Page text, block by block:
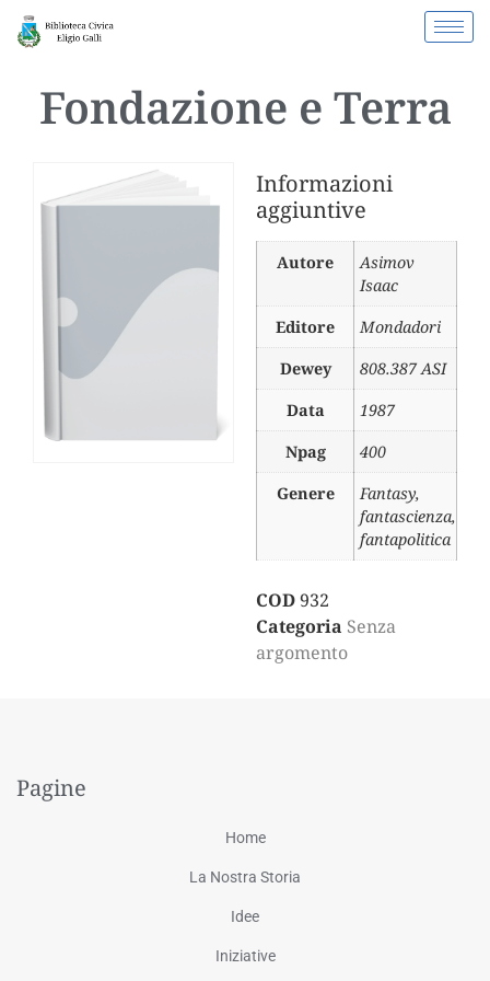
Fondazione e Terra
Informazioni
aggiuntive
Autore
Asimov
Isaac
Editore
Mondadori
Dewey
808.387 ASI
Data
1987
Npag
400
Genere
Fantasy,
fantascienza,
fantapolitica
COD932
Categoria Senza
argomento
Pagine
Home
La Nostra Storia
Idee
Iniziative